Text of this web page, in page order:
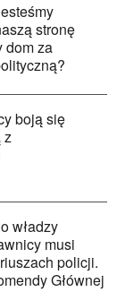
stronę
dom za
boją się
z
władzy
musi
policji.
Głównej